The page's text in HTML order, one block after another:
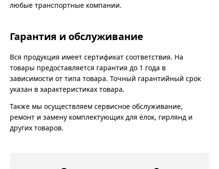
любые транспортные компании.
Гарантия и обслуживание
Вся продукция имеет сертификат соответствия. На
товары предоставляется гарантия до 1 года в
зависимости от типа товара. Точный гарантийный срок
указан в характеристиках товара.
Также мы осуществляем сервисное обслуживание,
ремонт и замену комплектующих для ёлок, гирлянд и
других товаров.